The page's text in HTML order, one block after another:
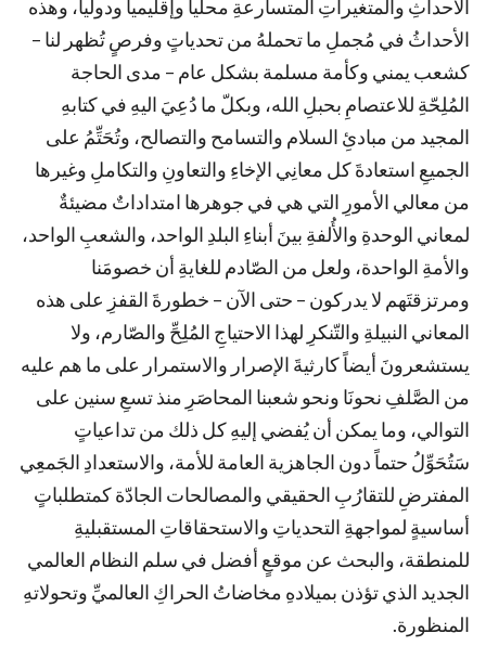
الأحداثِ والمتغيراتِ المتسارعةِ محلياً وإقليمياً ودوليا، وهذه
الأحداثُ في مُجملِ ما تحملهُ من تحدياتٍ وفرصٍ تُظهر لنا –
كشعب يمني وكأمة مسلمة بشكل عام – مدى الحاجة
المُلِحّةِ للاعتصامِ بحبلِ الله، وبكلّ ما دُعِيَ اليهِ في كتابهِ
المجيد من مبادئِ السلام والتسامح والتصالح، وتُحَتِّمُ على
الجميعِ استعادةَ كل معانِي الإخاءِ والتعاونِ والتكاملِ وغيرها
من معالي الأمورِ التي هي في جوهرها امتداداتٌ مضيئةٌ
لمعاني الوحدةِ والأُلفةِ بينَ أبناءِ البلدِ الواحد، والشعبِ الواحد،
والأمةِ الواحدة، ولعل من الصّادم للغايةِ أن خصومَنا
ومرتزقتَهم لا يدركون – حتى الآن – خطورةَ القفزِ على هذه
المعاني النبيلةِ والتّنكرِ لهذا الاحتياجِ المُلِحِّ والصّارم، ولا
يستشعرونَ أيضاً كارثيةَ الإصرار والاستمرار على ما هم عليه
من الصَّلفِ نحونَا ونحو شعبنا المحاصَرِ منذ تسعِ سنين على
التوالي، وما يمكن أن يُفضي إليهِ كل ذلك من تداعياتٍ
سَتُحَوِّلُ حتماً دون الجاهزية العامة للأمة، والاستعدادِ الجَمعِي
المفترضِ للتقارُبِ الحقيقي والمصالحات الجادّة كمتطلباتٍ
أساسيةٍ لمواجهةِ التحدياتِ والاستحقاقاتِ المستقبليةِ
للمنطقة، والبحث عن موقعٍ أفضل في سلم النظام العالمي
الجديد الذي تؤذن بميلادهِ مخاضاتُ الحراكِ العالميِّ وتحولاتهِ
المنظورة.